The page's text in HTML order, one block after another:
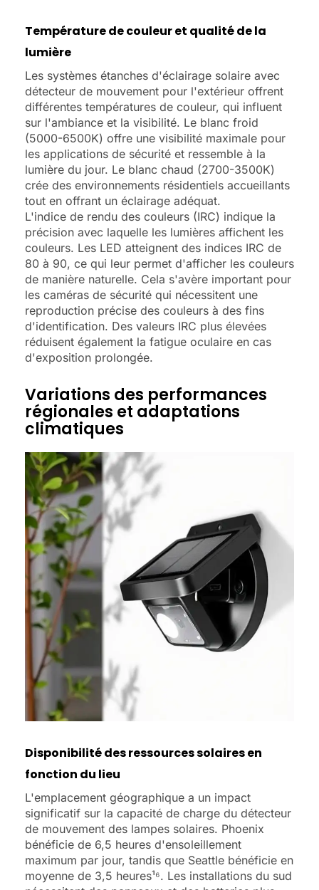
Température de couleur et qualité de la
lumière
Les systèmes étanches d'éclairage solaire avec
détecteur de mouvement pour l'extérieur offrent
différentes températures de couleur, qui influent
sur l'ambiance et la visibilité. Le blanc froid
(5000-6500K) offre une visibilité maximale pour
les applications de sécurité et ressemble à la
lumière du jour. Le blanc chaud (2700-3500K)
crée des environnements résidentiels accueillants
tout en offrant un éclairage adéquat.
L'indice de rendu des couleurs (IRC) indique la
précision avec laquelle les lumières affichent les
couleurs. Les LED atteignent des indices IRC de
80 à 90, ce qui leur permet d'afficher les couleurs
de manière naturelle. Cela s'avère important pour
les caméras de sécurité qui nécessitent une
reproduction précise des couleurs à des fins
d'identification. Des valeurs IRC plus élevées
réduisent également la fatigue oculaire en cas
d'exposition prolongée.
Variations des performances
régionales et adaptations
climatiques
Disponibilité des ressources solaires en
fonction du lieu
L'emplacement géographique a un impact
significatif sur la capacité de charge du détecteur
de mouvement des lampes solaires. Phoenix
bénéficie de 6,5 heures d'ensoleillement
maximum par jour, tandis que Seattle bénéficie en
moyenne de 3,5 heures¹⁶. Les installations du sud